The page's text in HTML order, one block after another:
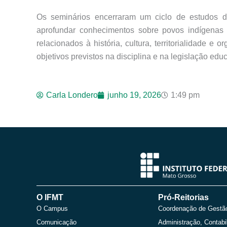
Os seminários encerraram um ciclo de estudos
aprofundar conhecimentos sobre povos
relacionados à história, cultura, territorialidade e
objetivos previstos na disciplina e na legislação
Carla Londero junho 19, 2026 1:49 pm
O IFMT
O Campus
Comunicação
Pró-Reitorias
Coordenação de
Administração,